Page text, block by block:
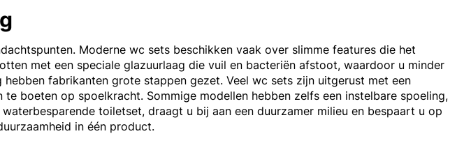
Moderne wc sets beschikken vaak over slimme features die het
met een speciale glazuurlaag die vuil en bacteriën afstoot, waardoor u minder
fabrikanten grote stappen gezet. Veel wc sets zijn uitgerust met een
boeten op spoelkracht. Sommige modellen hebben zelfs een instelbare spoeling,
toiletset, draagt u bij aan een duurzamer milieu en bespaart u op
in één product.